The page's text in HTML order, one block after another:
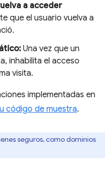
a acceder
que el usuario vuelva a
Una vez que un
inhabilita el acceso
visita.
implementadas en
código de muestra.
seguros, como dominios